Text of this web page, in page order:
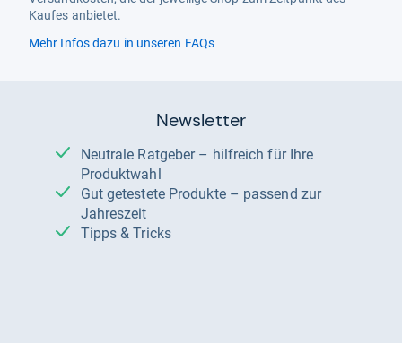
Kaufes anbietet.
Mehr Infos dazu in unseren FAQs
Newsletter
Neutrale Ratgeber – hilfreich für Ihre
Produktwahl
Gut getestete Produkte – passend zur
Jahreszeit
Tipps & Tricks